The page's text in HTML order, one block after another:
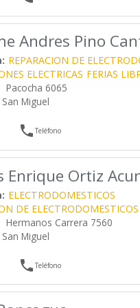
Andres Pino
REPARACION DE
ELECTRICAS FERIAS
Pacocha 6065
San Miguel
Teléfono
Enrique Ortiz
ELECTRODOMESTICOS
DE ELECTRODOMESTICOS
Hermanos Carrera 7560
San Miguel
Teléfono